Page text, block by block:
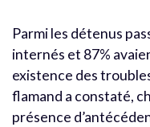
Parmi les détenus
internés et 87%
existence des
flamand a constaté,
présence